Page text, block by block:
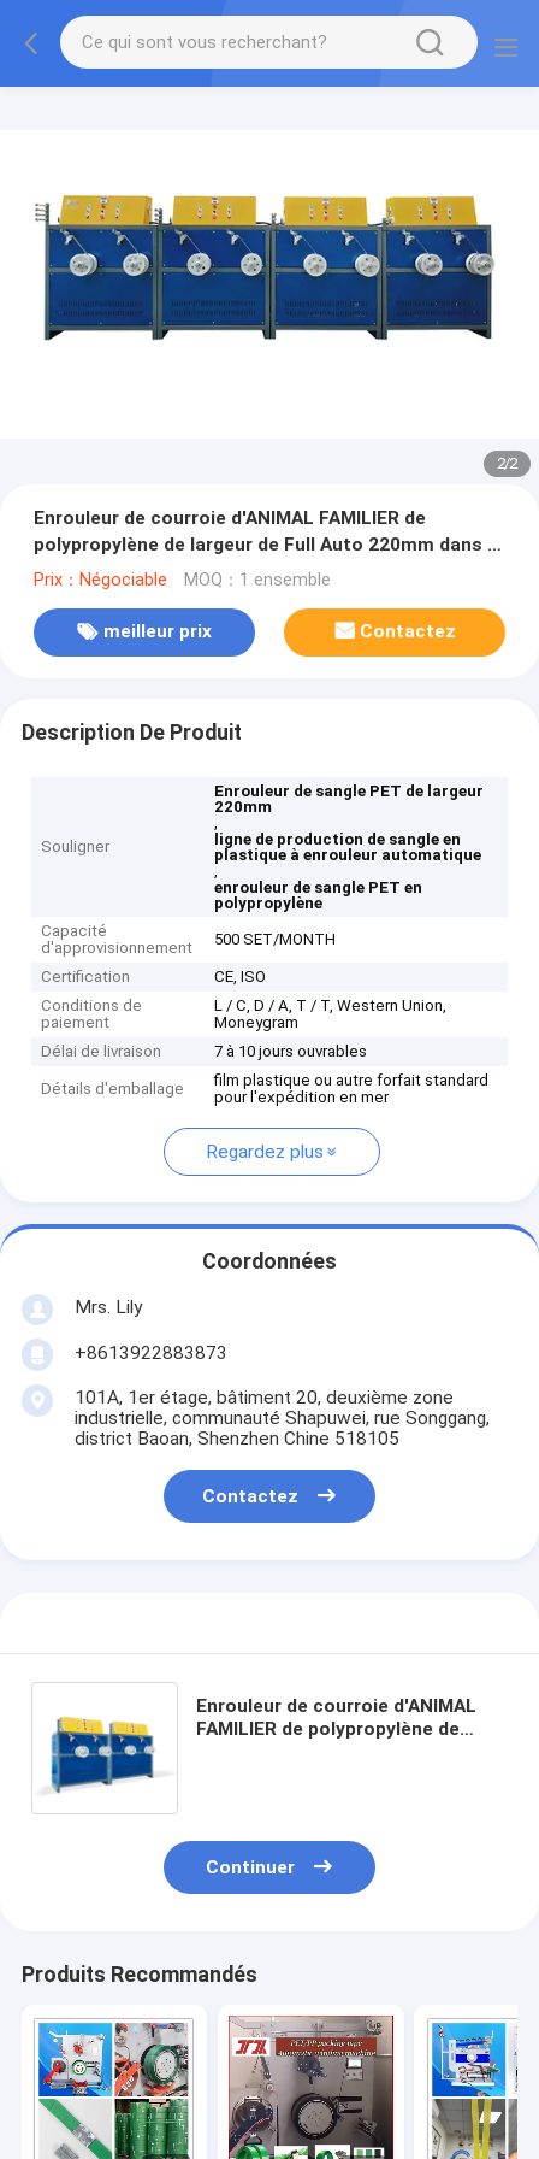
2/2
Enrouleur de courroie d'ANIMAL FAMILIER de
polypropylène de largeur de Full Auto 220mm dans la
chaîne de production de courroie en plastique
Prix：Négociable MOQ：1 ensemble
meilleur prix Contactez
Description De Produit
Souligner
Enrouleur de sangle PET de largeur
220mm
,
ligne de production de sangle en
plastique à enrouleur automatique
,
enrouleur de sangle PET en
polypropylène
Capacité
d'approvisionnement
500 SET/MONTH
Certification
CE, ISO
Conditions de
paiement
L / C, D / A, T / T, Western Union,
Moneygram
Délai de livraison
7 à 10 jours ouvrables
Détails d'emballage
film plastique ou autre forfait standard
pour l'expédition en mer
Regardez plus
Coordonnées
Mrs. Lily
+8613922883873
101A, 1er étage, bâtiment 20, deuxième zone
industrielle, communauté Shapuwei, rue Songgang,
district Baoan, Shenzhen Chine 518105
Contactez
Enrouleur de courroie d'ANIMAL
FAMILIER de polypropylène de
Continuer
Produits Recommandés